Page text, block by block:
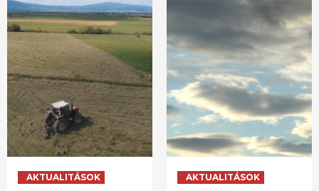
AKTUALITÁSOK
AKTUALITÁSOK